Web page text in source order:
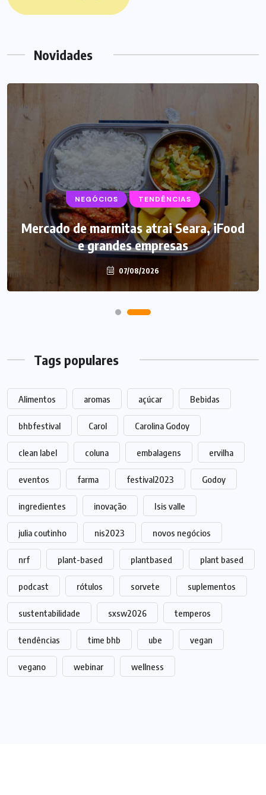
Novidades
NEGÓCIOS TENDÊNCIAS
Mercado de marmitas atrai Seara, iFood
e grandes empresas
07/08/2026
SUPLEMENTOS
Caffeine Army lança campanha para o
Dia dos Pais
07/08/2026
Tags populares
Alimentos aromas açúcar Bebidas
bhbfestival Carol Carolina Godoy
clean label coluna embalagens ervilha
eventos farma festival2023 Godoy
ingredientes inovação Isis valle
julia coutinho nis2023 novos negócios
nrf plant-based plantbased plant based
podcast rótulos sorvete suplementos
sustentabilidade sxsw2026 temperos
tendências time bhb ube vegan
vegano webinar wellness